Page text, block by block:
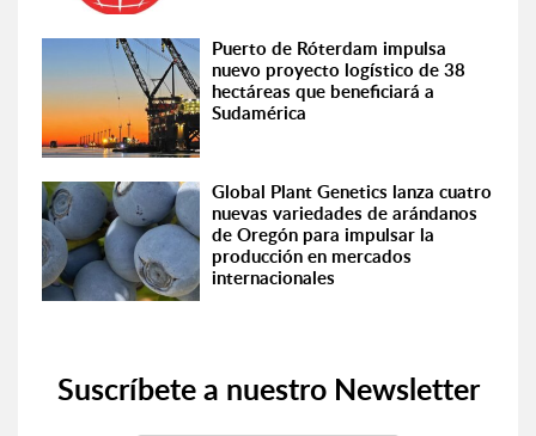
Puerto de Róterdam impulsa
nuevo proyecto logístico de 38
hectáreas que beneficiará a
Sudamérica
Global Plant Genetics lanza cuatro
nuevas variedades de arándanos
de Oregón para impulsar la
producción en mercados
internacionales
Suscríbete a nuestro Newsletter